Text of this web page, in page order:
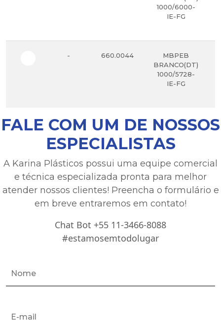
1000/6000-
IE-FG
- 660.0044
MBPEB
BRANCO(DT)
1000/5728-
IE-FG
FALE COM UM DE NOSSOS
ESPECIALISTAS
A Karina Plásticos possui uma equipe comercial
e técnica especializada pronta para melhor
atender nossos clientes! Preencha o formulário e
em breve entraremos em contato!
Chat Bot +55 11-3466-8088
#estamosemtodolugar